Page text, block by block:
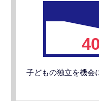
子どもの独立を機会